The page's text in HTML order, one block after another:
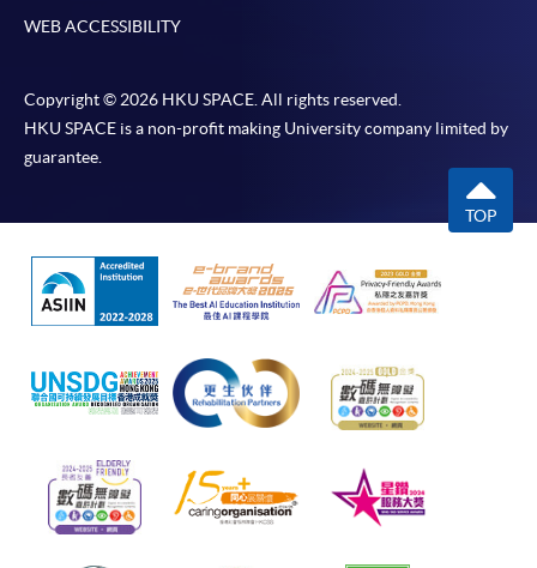
WEB ACCESSIBILITY
Copyright © 2026 HKU SPACE. All rights reserved.
HKU SPACE is a non-profit making University company limited by
guarantee.
TOP